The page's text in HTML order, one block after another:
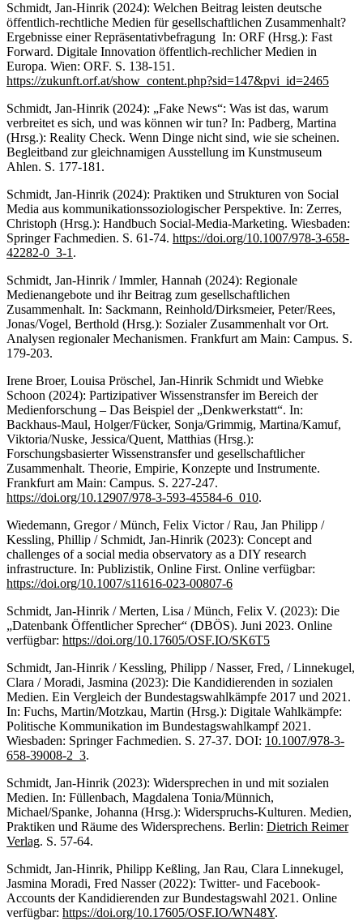
Schmidt, Jan-Hinrik (2024): Welchen Beitrag leisten deutsche
öffentlich-rechtliche Medien für gesellschaftlichen Zusammenhalt?
Ergebnisse einer Repräsentativbefragung In: ORF (Hrsg.): Fast
Forward. Digitale Innovation öffentlich-rechlicher Medien in
Europa. Wien: ORF. S. 138-151.
https://zukunft.orf.at/show_content.php?sid=147&pvi_id=2465
Schmidt, Jan-Hinrik (2024): „Fake News“: Was ist das, warum
verbreitet es sich, und was können wir tun? In: Padberg, Martina
(Hrsg.): Reality Check. Wenn Dinge nicht sind, wie sie scheinen.
Begleitband zur gleichnamigen Ausstellung im Kunstmuseum
Ahlen. S. 177-181.
Schmidt, Jan-Hinrik (2024): Praktiken und Strukturen von Social
Media aus kommunikationssoziologischer Perspektive. In: Zerres,
Christoph (Hrsg.): Handbuch Social-Media-Marketing. Wiesbaden:
Springer Fachmedien. S. 61-74. https://doi.org/10.1007/978-3-658-
42282-0_3-1 .
Schmidt, Jan-Hinrik / Immler, Hannah (2024): Regionale
Medienangebote und ihr Beitrag zum gesellschaftlichen
Zusammenhalt. In: Sackmann, Reinhold/Dirksmeier, Peter/Rees,
Jonas/Vogel, Berthold (Hrsg.): Sozialer Zusammenhalt vor Ort.
Analysen regionaler Mechanismen. Frankfurt am Main: Campus. S.
179-203.
Irene Broer, Louisa Pröschel, Jan-Hinrik Schmidt und Wiebke
Schoon (2024): Partizipativer Wissenstransfer im Bereich der
Medienforschung – Das Beispiel der „Denkwerkstatt“. In:
Backhaus-Maul, Holger/Fücker, Sonja/Grimmig, Martina/Kamuf,
Viktoria/Nuske, Jessica/Quent, Matthias (Hrsg.):
Forschungsbasierter Wissenstransfer und gesellschaftlicher
Zusammenhalt. Theorie, Empirie, Konzepte und Instrumente.
Frankfurt am Main: Campus. S. 227-247.
https://doi.org/10.12907/978-3-593-45584-6_010.
Wiedemann, Gregor / Münch, Felix Victor / Rau, Jan Philipp /
Kessling, Phillip / Schmidt, Jan-Hinrik (2023): Concept and
challenges of a social media observatory as a DIY research
infrastructure. In: Publizistik, Online First. Online verfügbar:
https://doi.org/10.1007/s11616-023-00807-6
Schmidt, Jan-Hinrik / Merten, Lisa / Münch, Felix V. (2023): Die
„Datenbank Öffentlicher Sprecher“ (DBÖS). Juni 2023. Online
verfügbar: https://doi.org/10.17605/OSF.IO/SK6T5
Schmidt, Jan-Hinrik / Kessling, Philipp / Nasser, Fred, / Linnekugel,
Clara / Moradi, Jasmina (2023): Die Kandidierenden in sozialen
Medien. Ein Vergleich der Bundestagswahlkämpfe 2017 und 2021.
In: Fuchs, Martin/Motzkau, Martin (Hrsg.): Digitale Wahlkämpfe:
Politische Kommunikation im Bundestagswahlkampf 2021.
Wiesbaden: Springer Fachmedien. S. 27-37. DOI: 10.1007/978-3-
658-39008-2_3.
Schmidt, Jan-Hinrik (2023): Widersprechen in und mit sozialen
Medien. In: Füllenbach, Magdalena Tonia/Münnich,
Michael/Spanke, Johanna (Hrsg.): Widerspruchs-Kulturen. Medien,
Praktiken und Räume des Widersprechens. Berlin: Dietrich Reimer
Verlag. S. 57-64.
Schmidt, Jan-Hinrik, Philipp Keßling, Jan Rau, Clara Linnekugel,
Jasmina Moradi, Fred Nasser (2022): Twitter- und Facebook-
Accounts der Kandidierenden zur Bundestagswahl 2021. Online
verfügbar: https://doi.org/10.17605/OSF.IO/WN48Y.